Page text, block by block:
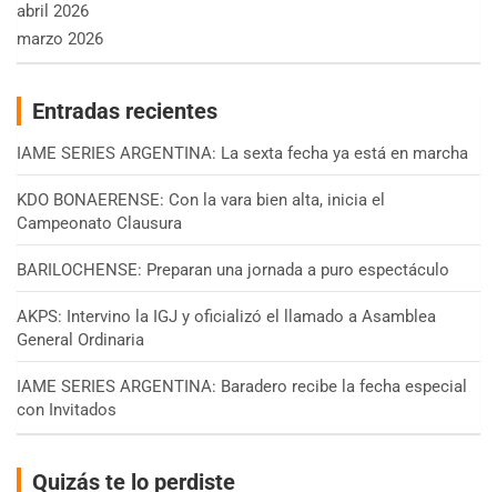
abril 2026
marzo 2026
Entradas recientes
IAME SERIES ARGENTINA: La sexta fecha ya está en marcha
KDO BONAERENSE: Con la vara bien alta, inicia el
Campeonato Clausura
BARILOCHENSE: Preparan una jornada a puro espectáculo
AKPS: Intervino la IGJ y oficializó el llamado a Asamblea
General Ordinaria
IAME SERIES ARGENTINA: Baradero recibe la fecha especial
con Invitados
Quizás te lo perdiste